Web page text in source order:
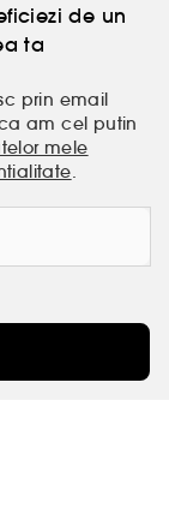
de un
ta
prin email
am cel putin
mele
.